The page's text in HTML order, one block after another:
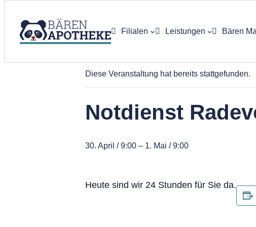
Filialen Leistungen
App-Bestellung
Botendienst
Bären
« Alle Veranstaltungen
Diese Veranstaltung hat bereits stattgefunden.
Notdienst
30. April / 9:00 – 1. Mai / 9:00
Heute sind wir 24 Stunden für Sie da.